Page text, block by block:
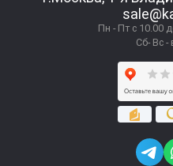
Пн - Пт с 10.00
Сб- Вс